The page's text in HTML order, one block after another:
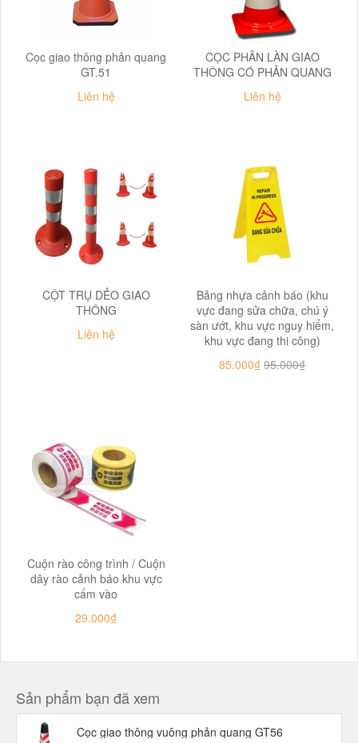
Cọc giao thông phản quang
GT.51
Liên hệ
CỌC PHÂN LÀN GIAO
THÔNG CÓ PHẢN QUANG
Liên hệ
CỘT TRỤ DẺO GIAO
THÔNG
Liên hệ
Bảng nhựa cảnh báo (khu
vực đang sửa chữa, chú ý
sàn ướt, khu vực nguy hiểm,
khu vực đang thi công)
85.000₫ 95.000₫
Cuộn rào công trình / Cuộn
dây rào cảnh báo khu vực
cấm vào
29.000₫
Sản phẩm bạn đã xem
Cọc giao thông vuông phản quang GT56